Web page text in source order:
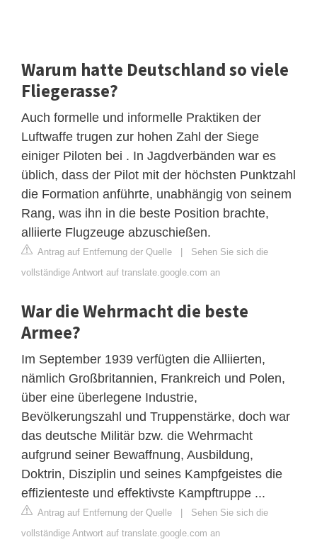
Warum hatte Deutschland so viele
Fliegerasse?
Auch formelle und informelle Praktiken der
Luftwaffe trugen zur hohen Zahl der Siege
einiger Piloten bei . In Jagdverbänden war es
üblich, dass der Pilot mit der höchsten Punktzahl
die Formation anführte, unabhängig von seinem
Rang, was ihn in die beste Position brachte,
alliierte Flugzeuge abzuschießen.
Antrag auf Entfernung der Quelle | Sehen Sie sich die
vollständige Antwort auf translate.google.com an
War die Wehrmacht die beste
Armee?
Im September 1939 verfügten die Alliierten,
nämlich Großbritannien, Frankreich und Polen,
über eine überlegene Industrie,
Bevölkerungszahl und Truppenstärke, doch war
das deutsche Militär bzw. die Wehrmacht
aufgrund seiner Bewaffnung, Ausbildung,
Doktrin, Disziplin und seines Kampfgeistes die
effizienteste und effektivste Kampftruppe ...
Antrag auf Entfernung der Quelle | Sehen Sie sich die
vollständige Antwort auf translate.google.com an